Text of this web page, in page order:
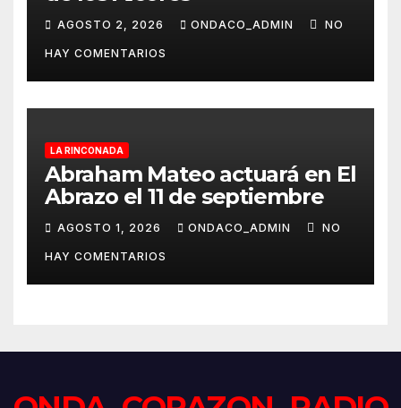
AGOSTO 2, 2026 ONDACO_ADMIN NO
HAY COMENTARIOS
LA RINCONADA
Abraham Mateo actuará en El
Abrazo el 11 de septiembre
AGOSTO 1, 2026 ONDACO_ADMIN NO
HAY COMENTARIOS